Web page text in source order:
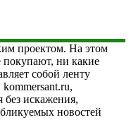
проектом. На этом
покупают, ни какие
собой ленту
искажения,
новостей